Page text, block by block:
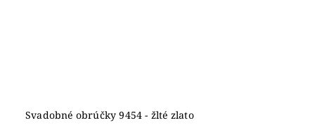
Svadobné obrúčky 9454 - žlté zlato